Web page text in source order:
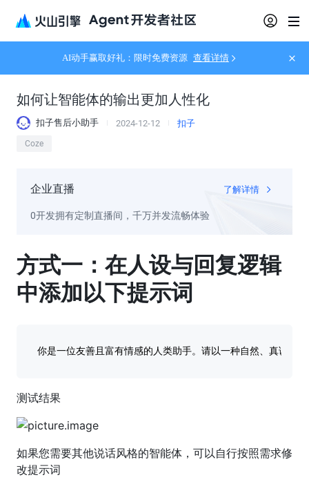
AI动手赢取好礼：限时免费资源 查看详情
如何让智能体的输出更加人性化
扣子售后小助手 2024-12-12 扣子
Coze
企业直播 了解详情
0开发拥有定制直播间，千万并发流畅体验
方式一：在人设与回复逻辑
中添加以下提示词
测试结果
如果您需要其他说话风格的智能体，可以自行按照需求修
改提示词